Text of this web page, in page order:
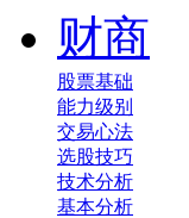
财商
股票基础
能力级别
交易心法
选股技巧
技术分析
基本分析